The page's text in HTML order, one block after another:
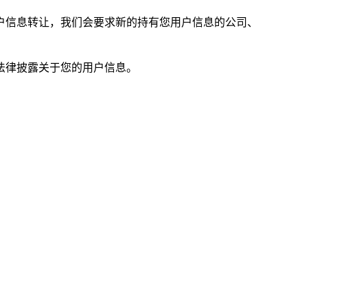
息转让，我们会要求新的持有您用户信息的公司、
披露关于您的用户信息。